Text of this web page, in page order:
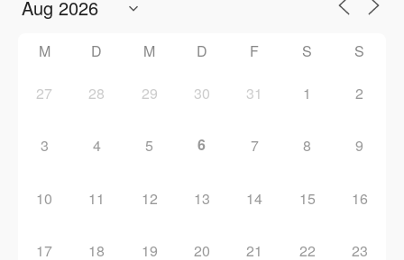
M D M D F S S
27 28 29 30 31 1 2
3 4 5 6 7 8 9
10 11 12 13 14 15 16
17 18 19 20 21 22 23